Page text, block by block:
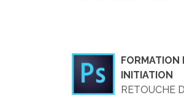
FORMATION
INITIATION
RETOUCHE